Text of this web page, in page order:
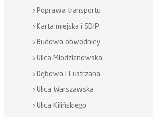
Poprawa transportu
Karta miejska i SDIP
Budowa obwodnicy
Ulica Młodzianowska
Dębowa i Lustrzana
Ulica Warszawska
Ulica Kilińskiego